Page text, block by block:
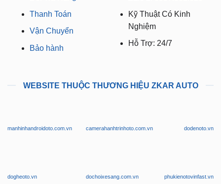
Thanh Toán
Vận Chuyển
Bảo hành
Kỹ Thuật Có Kinh
Nghiệm
Hỗ Trợ: 24/7
WEBSITE THUỘC THƯƠNG HIỆU ZKAR AUTO
manhinhandroidoto.com.vn camerahanhtrinhoto.com.vn dodenoto.vn
dogheoto.vn dochoixesang.com.vn phukienotovinfast.vn